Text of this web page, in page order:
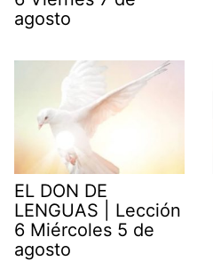
agosto
EL DON DE
LENGUAS | Lección
6 Miércoles 5 de
agosto